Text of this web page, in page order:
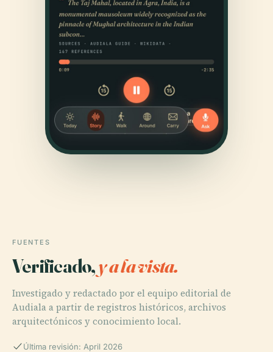
FUENTES
Verificado,y a la vista.
Investigado y redactado por el equipo editorial de
Audiala a partir de registros históricos, archivos
arquitectónicos y conocimiento local.
Última revisión: April 2026